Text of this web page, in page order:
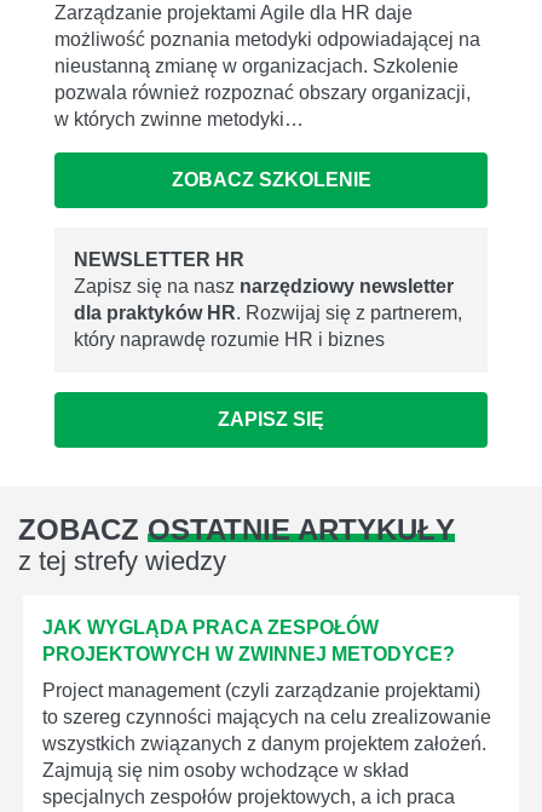
Zarządzanie projektami Agile dla HR daje
możliwość poznania metodyki odpowiadającej na
nieustanną zmianę w organizacjach. Szkolenie
pozwala również rozpoznać obszary organizacji,
w których zwinne metodyki…
ZOBACZ SZKOLENIE
NEWSLETTER HR
Zapisz się na nasz narzędziowy newsletter
dla praktyków HR. Rozwijaj się z partnerem,
który naprawdę rozumie HR i biznes
ZAPISZ SIĘ
ZOBACZ OSTATNIE ARTYKUŁY
z tej strefy wiedzy
JAK WYGLĄDA PRACA ZESPOŁÓW
PROJEKTOWYCH W ZWINNEJ METODYCE?
Project management (czyli zarządzanie projektami)
to szereg czynności mających na celu zrealizowanie
wszystkich związanych z danym projektem założeń.
Zajmują się nim osoby wchodzące w skład
specjalnych zespołów projektowych, a ich praca